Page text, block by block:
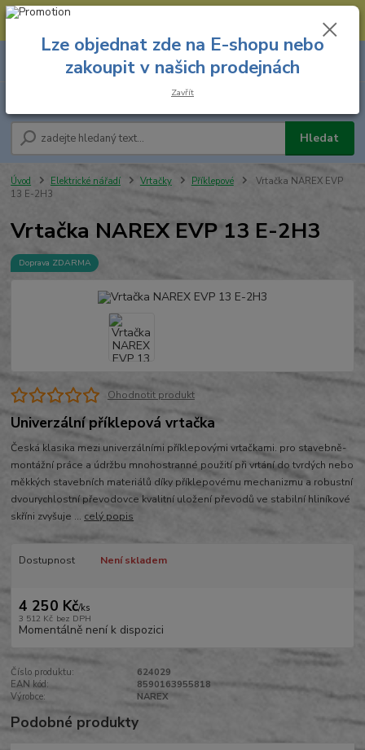
--- Spojovací materiál: 774 431 045 --- Prodejna nářadí: 731 449 423 --
Hledat
8.00 hod. - 16.00 hod.
za
Úvod Elektrické nářadí Vrtačky Příklepové
Vrtačka NAREX EVP
13 E-2H3
Vrtačka NAREX EVP 13 E-2H3
Doprava ZDARMA
Ohodnotit produkt
Univerzální příklepová vrtačka
Česká klasika mezi univerzálními příklepovými vrtačkami. pro stavebně-
montážní práce a údržbu mnohostranné použití při vrtání do tvrdých nebo
měkkých stavebních materiálů díky příklepovému mechanizmu a robustní
dvourychlostní převodovce kvalitní uložení převodů ve stabilní hliníkové
skříni zvyšuje ... celý popis
Dostupnost Není skladem
4 250 Kč/ks
3 512 Kč bez DPH
Momentálně není k dispozici
Číslo produktu:
624029
EAN kód:
8590163955818
Výrobce:
NAREX
Podobné produkty
Lze objednat zde na E-shopu nebo
zakoupit v našich prodejnách
Zavřít